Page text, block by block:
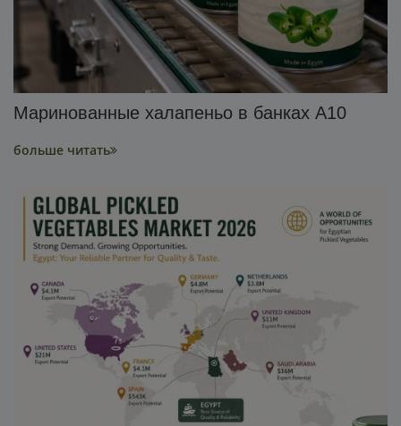
Маринованные халапеньо в банках A10
больше читать